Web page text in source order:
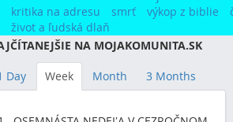
kritika na adresu
smrť výkop z biblie
život a ľudská dlaň
NA MOJAKOMUNITA.SK
Day Week Month 3 Months